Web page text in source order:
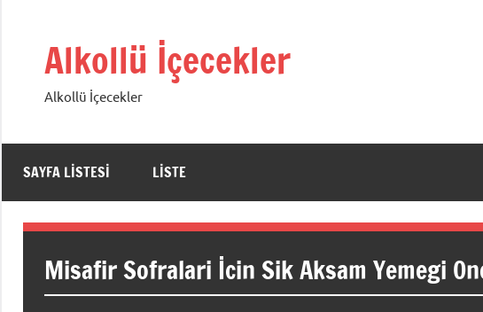
Alkollü İçecekler
Alkollü İçecekler
SAYFA LISTESI LISTE
Misafir Sofralari İcin Sik Aksam Yemegi